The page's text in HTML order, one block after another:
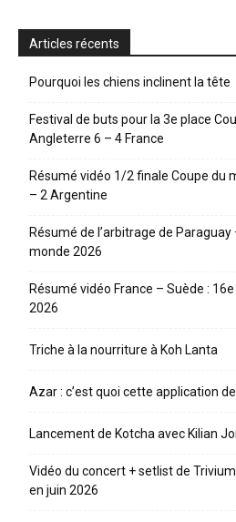
Articles récents
Pourquoi les chiens inclinent la tête
Festival de buts pour la 3e place
Angleterre 6 – 4 France
Résumé vidéo 1/2 finale Coupe du
– 2 Argentine
Résumé de l’arbitrage de
monde 2026
Résumé vidéo France – Suède :
2026
Triche à la nourriture à Koh Lanta
Azar : c’est quoi cette application
Lancement de Kotcha avec Kilian
Vidéo du concert + setlist de
en juin 2026